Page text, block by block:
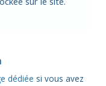
dédiée si vous avez